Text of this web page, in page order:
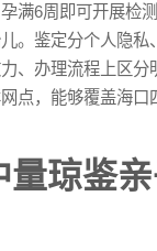
满6周即可开展检
。鉴定分个人隐私
、办理流程上区分
点，能够覆盖海口
量琼鉴